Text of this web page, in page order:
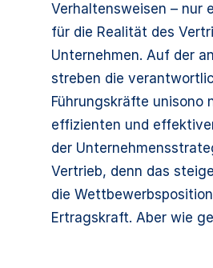
Verhaltensweisen – nur
für die Realität des
Unternehmen. Auf der
streben die
Führungskräfte unisono
effizienten und
der
Vertrieb, denn das
die
Ertragskraft. Aber wie